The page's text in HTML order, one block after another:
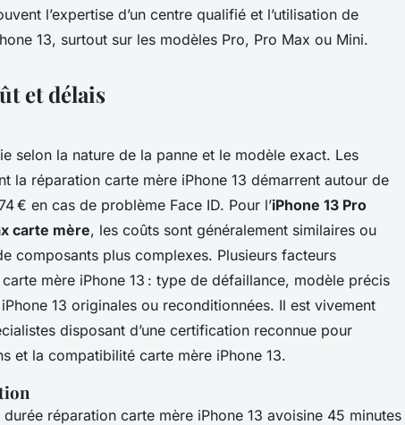
l’expertise d’un centre qualifié et l’utilisation de
13, surtout sur les modèles Pro, Pro Max ou Mini.
et délais
selon la nature de la panne et le modèle exact. Les
la réparation carte mère iPhone 13 démarrent autour de
€ en cas de problème Face ID. Pour l’iPhone 13 Pro
carte mère, les coûts sont généralement similaires ou
composants plus complexes. Plusieurs facteurs
mère iPhone 13 : type de défaillance, modèle précis
13 originales ou reconditionnées. Il est vivement
disposant d’une certification reconnue pour
et la compatibilité carte mère iPhone 13.
réparation carte mère iPhone 13 avoisine 45 minutes